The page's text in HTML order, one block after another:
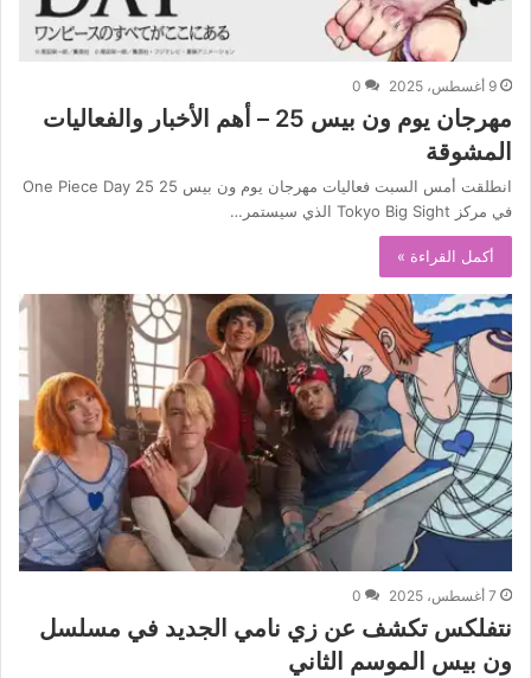
9 أغسطس، 2025 0
مهرجان يوم ون بيس 25 – أهم الأخبار والفعاليات
المشوقة
انطلقت أمس السبت فعاليات مهرجان يوم ون بيس 25 One Piece Day 25
في مركز Tokyo Big Sight الذي سيستمر…
أكمل القراءة »
7 أغسطس، 2025 0
نتفلكس تكشف عن زي نامي الجديد في مسلسل
ون بيس الموسم الثاني